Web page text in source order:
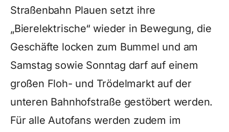
Straßenbahn Plauen setzt ihre
„Bierelektrische“ wieder in Bewegung, die
Geschäfte locken zum Bummel und am
Samstag sowie Sonntag darf auf einem
großen Floh- und Trödelmarkt auf der
unteren Bahnhofstraße gestöbert werden.
Für alle Autofans werden zudem im